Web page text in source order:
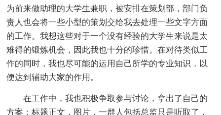
为前来做助理的大学生兼职，被安排在策划部，部门负
责人也会将一些小型的策划交给我去处理一些文字方面
的工作。我想这些对于一个没有经验的大学生来说是太
难得的锻炼机会，因此我也十分的珍惜。在对待类似工
作的同时，我也尽可能的运用自己所学的专业知识，以
便达到辅助大家的作用。
在工作中，我也积极争取参与讨论，拿出了自己的
方案：标题正文，图片，一群人包括总监只是听取了，